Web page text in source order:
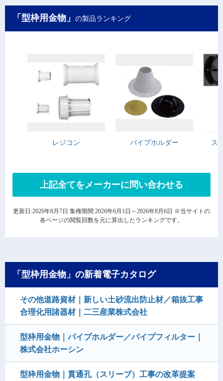
「型枠用金物」 の製品ランキング
レジコン パイプホルダー ス
上記全てをメーカーに問い合わせる
更新日:2026年8月7日 集権期間:2026年6月1日～2026年8月6日 ※当サイトの
各ページの閲覧回数を元に算出したランキングです。
「型枠用金物」の新着電子カタログ
その他道路資材｜新しい土砂流出防止材／箱抜工事
合理化用諸器材｜二三産業株式会社
型枠用金物｜パイプホルダー／パイプフィルター｜
株式会社ホーシン
型枠用金物｜貫通孔（スリーブ）工事の改革提案